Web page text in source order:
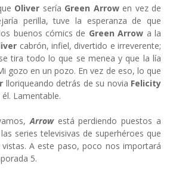
Oliver sería Green Arrowen vez de
perilla, tuve la esperanza de que
buenos cómics de Green Arrow a la
cabrón, infiel, divertido e irreverente;
tira todo lo que se menea y que la lía
gozo en un pozo. En vez de eso, lo que
lloriqueando detrás de su novia Felicity
Lamentable.
Arrow está perdiendo puestos a
series televisivas de superhéroes que
A este paso, poco nos importará
5.